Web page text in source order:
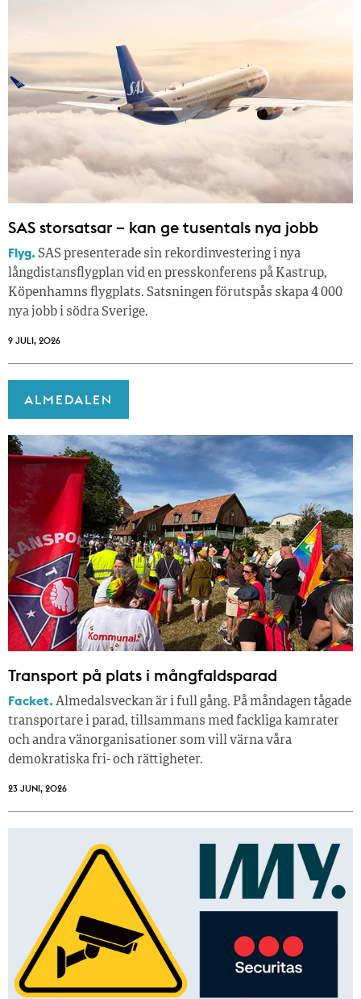
SAS storsatsar – kan ge tusentals nya jobb
Flyg.SAS presenterade sin rekordinvestering i nya
långdistansflygplan vid en presskonferens på Kastrup,
Köpenhamns flygplats. Satsningen förutspås skapa 4 000
nya jobb i södra Sverige.
9 JULI, 2026
ALMEDALEN
Transport på plats i mångfaldsparad
Facket.Almedalsveckan är i full gång. På måndagen tågade
transportare i parad, tillsammans med fackliga kamrater
och andra vänorganisationer som vill värna våra
demokratiska fri- och rättigheter.
23 JUNI, 2026